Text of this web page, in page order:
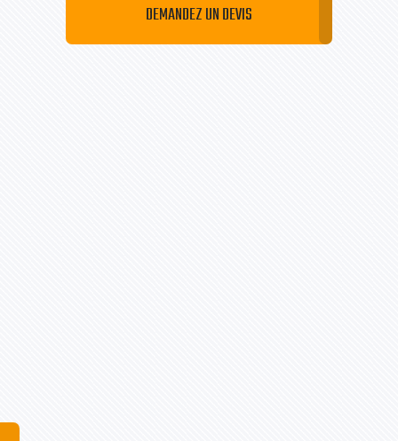
DEMANDEZ UN DEVIS